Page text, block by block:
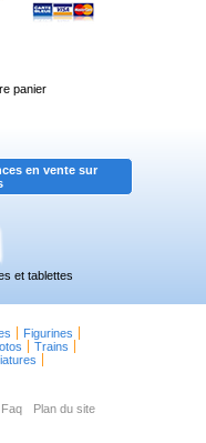
panier
en vente sur
et tablettes
Figurines
Trains
Faq
Plan du site